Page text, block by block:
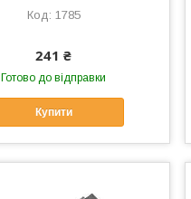
1785
241 ₴
Готово до відправки
Купити